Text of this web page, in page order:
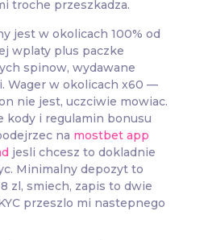
troche przeszkadza.
jest w okolicach 100% od
wplaty plus paczke
spinow, wydawane
Wager w okolicach x60 —
nie jest, uczciwie mowiac.
kody i regulamin bonusu
na mostbet app
jesli chcesz to dokladnie
Minimalny depozyt to
zl, smiech, zapis to dwie
przeszlo mi nastepnego